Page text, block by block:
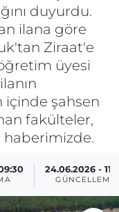
duyurdu.
ilana göre
Ziraat'e
üyesi
içinde şahsen
fakülteler,
haberimizde.
24.06.2026 -
GÜNCELLEME